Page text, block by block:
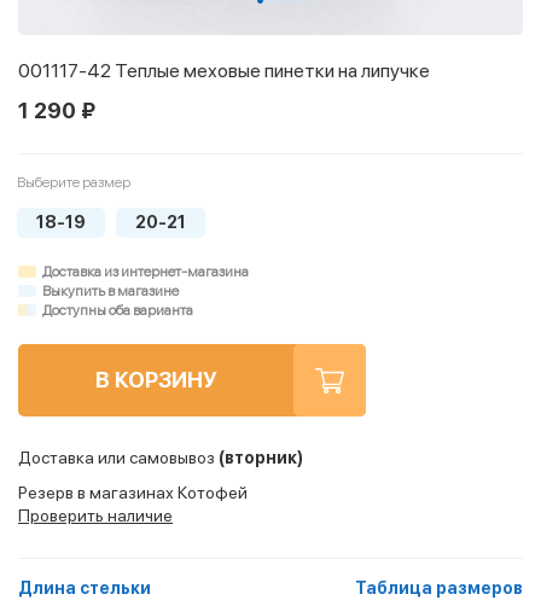
001117-42 Теплые меховые пинетки на липучке
1 290 ₽
Выберите размер
18-19 20-21
Доставка из интернет-магазина
Выкупить в магазине
Доступны оба варианта
В КОРЗИНУ
Доставка или самовывоз (вторник)
Резерв в магазинах Котофей
Проверить наличие
Длина стельки Таблица размеров